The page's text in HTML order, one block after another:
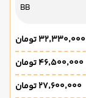
BB
۳۲٬۳۳۰٬۰۰۰ تومان
۴۶٬۵۰۰٬۰۰۰ تومان
۲۷٬۶۰۰٬۰۰۰ تومان